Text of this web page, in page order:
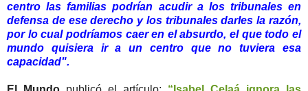
centro las familias podrían acudir a los tribunales en
defensa de ese derecho y los tribunales darles la razón,
por lo cual podríamos caer en el absurdo, el que todo el
mundo quisiera ir a un centro que no tuviera esa
capacidad".